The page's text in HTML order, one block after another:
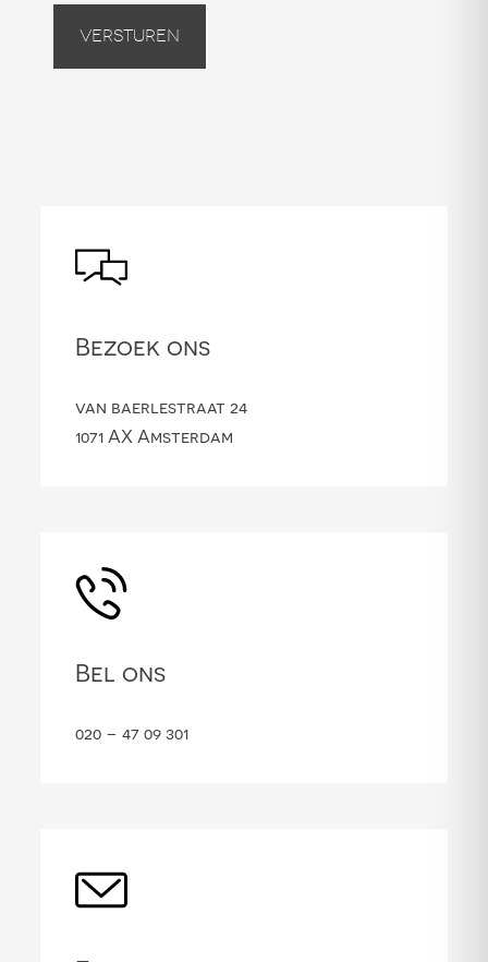
Versturen
Bezoek ons
van baerlestraat 24
1071 AX Amsterdam
Bel ons
020 – 47 09 301